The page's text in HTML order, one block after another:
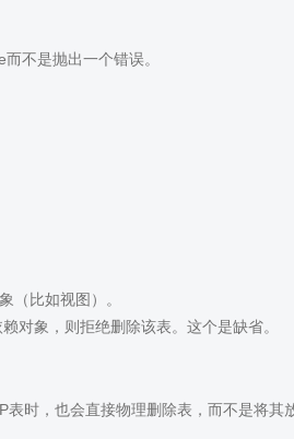
不是抛出一个错误。
（比如视图）。
对象，则拒绝删除该表。这个是缺省。
时，也会直接物理删除表，而不是将其